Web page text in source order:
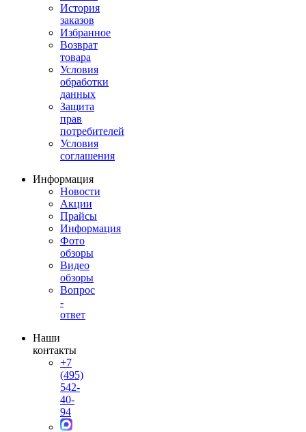
История
заказов
Избранное
Возврат
товара
Условия
обработки
данных
Защита
прав
потребителей
Условия
соглашения
Информация
Новости
Акции
Прайсы
Информация
Фото
обзоры
Видео
обзоры
Вопрос
-
ответ
Наши
контакты
+7
(495)
542-
40-
94